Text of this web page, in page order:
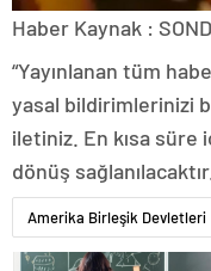
Haber Kaynak :
“Yayınlanan tüm
yasal bildirimlerinizi
iletiniz. En kısa
dönüş
Amerika Birleşik Devletleri